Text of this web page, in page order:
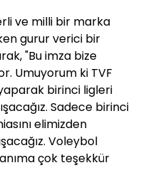
ve milli bir marka
gurur verici bir
"Bu imza bize
Umuyorum ki TVF
birinci ligleri
Sadece birinci
elimizden
Voleybol
çok teşekkür